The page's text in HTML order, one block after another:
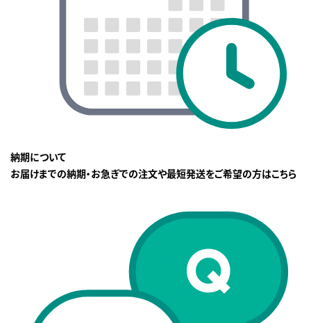
納期について
お届けまでの納期・お急ぎでの注文や最短発送をご希望の方はこちら